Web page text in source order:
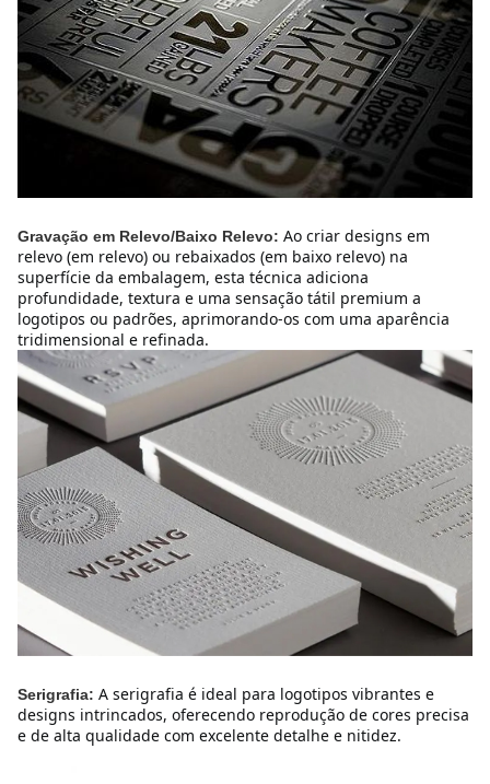
Gravação em Relevo/Baixo Relevo: Ao criar designs em
relevo (em relevo) ou rebaixados (em baixo relevo) na
superfície da embalagem, esta técnica adiciona
profundidade, textura e uma sensação tátil premium a
logotipos ou padrões, aprimorando-os com uma aparência
tridimensional e refinada.
Serigrafia: A serigrafia é ideal para logotipos vibrantes e
designs intrincados, oferecendo reprodução de cores precisa
e de alta qualidade com excelente detalhe e nitidez.